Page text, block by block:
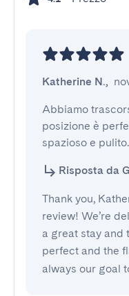
Katherine N.,
Abbiamo
posizione è
spazioso e
Risposta da
Thank you,
review! We’re
a great stay and
perfect and the
always our goal